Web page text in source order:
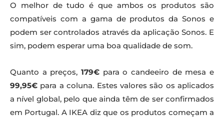
O melhor de tudo é que ambos os produtos são
compatíveis com a gama de produtos da Sonos e
podem ser controlados através da aplicação Sonos. E
sim, podem esperar uma boa qualidade de som.
Quanto a preços, 179€ para o candeeiro de mesa e
99,95€ para a coluna. Estes valores são os aplicados
a nível global, pelo que ainda têm de ser confirmados
em Portugal. A IKEA diz que os produtos começam a